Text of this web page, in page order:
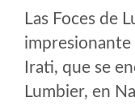
Las Foces de
Irati, que se
Lumbier, en